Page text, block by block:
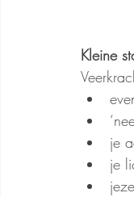
Kleine
je
je